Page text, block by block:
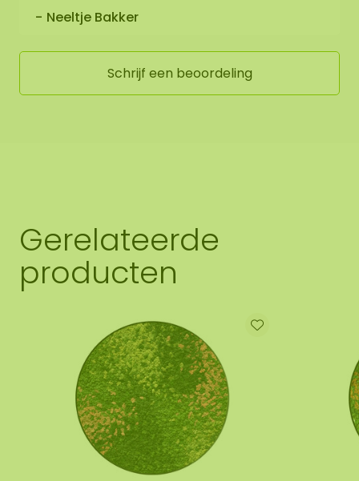
Neeltje Bakker
Schrijf een beoordeling
Gerelateerde
producten